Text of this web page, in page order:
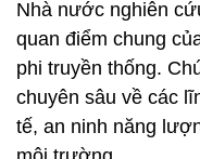
Nhà nước nghiên
quan điểm chung
phi truyền thống.
chuyên sâu về các
tế, an ninh năng